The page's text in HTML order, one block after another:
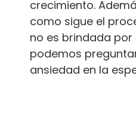
crecimiento.
como sigue el
no es brindada
podemos
ansiedad en la